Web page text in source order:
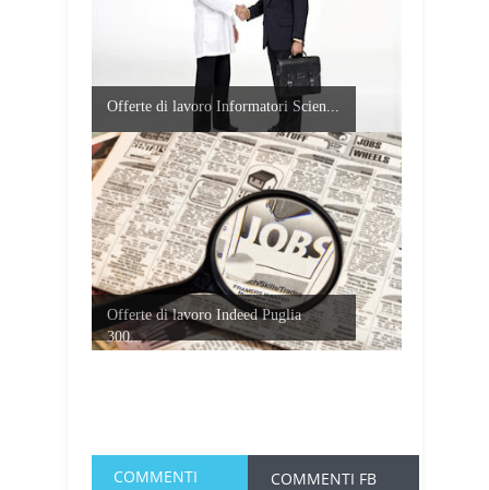
Offerte di lavoro Informatori Scien...
Offerte di lavoro Indeed Puglia
300...
COMMENTI COMMENTI FB